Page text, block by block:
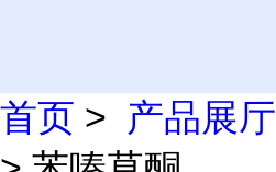
首页 > 产品展厅